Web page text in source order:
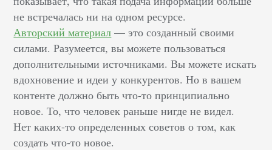
не встречалась ни на одном ресурсе.
Авторский материал — это созданный своими
силами. Разумеется, вы можете пользоваться
дополнительными источниками. Вы можете искать
вдохновение и идеи у конкурентов. Но в вашем
контенте должно быть что-то принципиально
новое. То, что человек раньше нигде не видел.
Нет каких-то определенных советов о том, как
создать что-то новое.